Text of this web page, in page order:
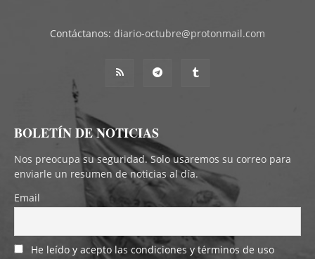
Contáctanos: diario-octubre@protonmail.com
BOLETÍN DE NOTICIAS
Nos preocupa su seguridad. Solo usaremos su correo para
enviarle un resumen de noticias al día.
Email
He leído y acepto las condiciones y términos de uso